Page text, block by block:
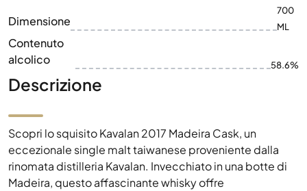
Dimensione
700
ML
Contenuto
alcolico
58.6%
Descrizione
Scopri lo squisito Kavalan 2017 Madeira Cask, un
eccezionale single malt taiwanese proveniente dalla
rinomata distilleria Kavalan. Invecchiato in una botte di
Madeira, questo affascinante whisky offre